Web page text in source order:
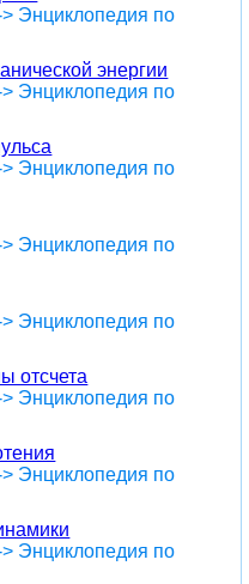
Энциклопедия по
энергии
Энциклопедия по
Энциклопедия по
Энциклопедия по
Энциклопедия по
отсчета
Энциклопедия по
Энциклопедия по
Энциклопедия по